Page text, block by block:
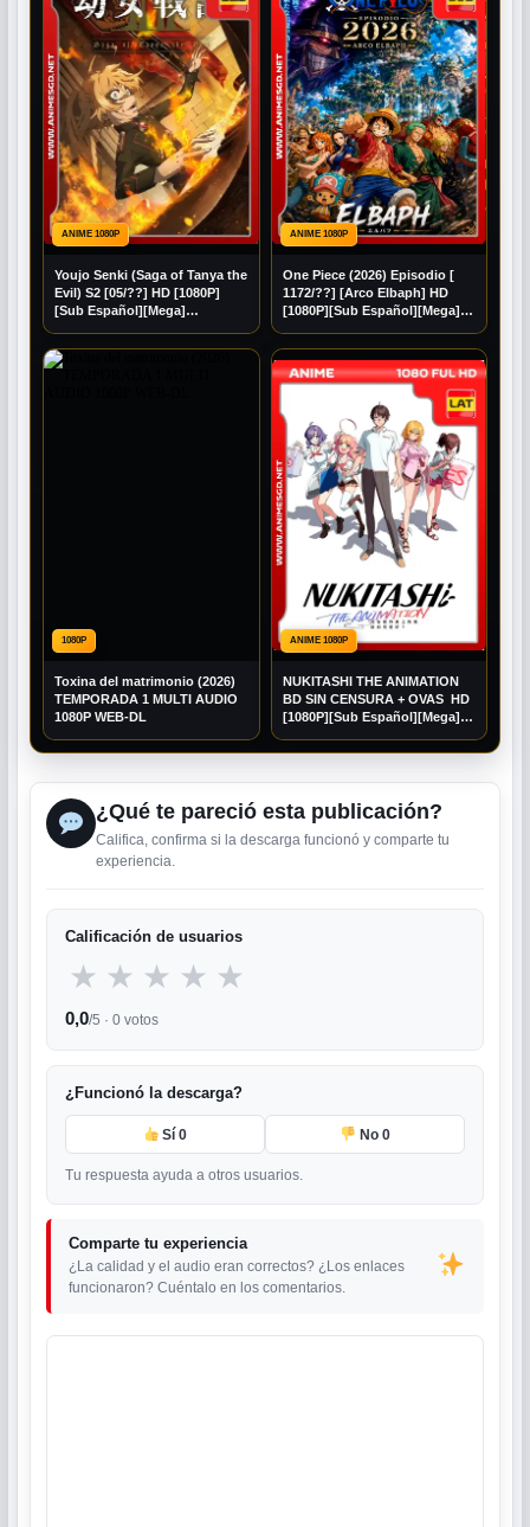
ANIME 1080P
Youjo Senki (Saga of Tanya the
Evil) S2 [05/??] HD [1080P]
[Sub Español][Mega]
ANIME 1080P
One Piece (2026) Episodio [
1172/??] [Arco Elbaph] HD
[1080P][Sub Español][Mega]
1080P
Toxina del matrimonio (2026)
TEMPORADA 1 MULTI AUDIO
1080P WEB-DL
ANIME 1080P
NUKITASHI THE ANIMATION
BD SIN CENSURA + OVAS HD
[1080P][Sub Español][Mega]
¿Qué te pareció esta publicación?
Califica, confirma si la descarga funcionó y comparte tu
experiencia.
Calificación de usuarios
★ ★ ★ ★ ★
0,0/5 · 0 votos
¿Funcionó la descarga?
Sí0 No 0
Tu respuesta ayuda a otros usuarios.
Comparte tu experiencia
¿La calidad y el audio eran correctos? ¿Los enlaces
funcionaron? Cuéntalo en los comentarios.